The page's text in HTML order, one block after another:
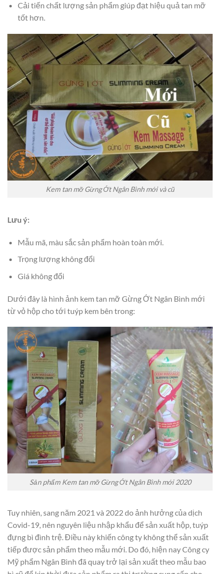
Cải tiến chất lượng sản phẩm giúp đạt hiệu quả tan mỡ
tốt hơn.
Kem tan mỡ Gừng Ớt Ngân Bình mới và cũ
Lưu ý:
Mẫu mã, màu sắc sản phẩm hoàn toàn mới.
Trọng lượng không đổi
Giá không đổi
Dưới đây là hình ảnh kem tan mỡ Gừng Ớt Ngân Bình mới
từ vỏ hộp cho tới tuýp kem bên trong:
Sản phẩm Kem tan mỡ Gừng Ớt Ngân Bình mới 2020
Tuy nhiên, sang năm 2021 và 2022 do ảnh hưởng của dịch
Covid-19, nên nguyên liệu nhập khẩu để sản xuất hộp, tuýp
đựng bì đình trệ. Điều này khiến công ty không thể sản xuất
tiếp được sản phẩm theo mẫu mới. Do đó, hiện nay Công cy
Mỹ phẩm Ngân Bình đã quay trở lại sản xuất theo mẫu bao